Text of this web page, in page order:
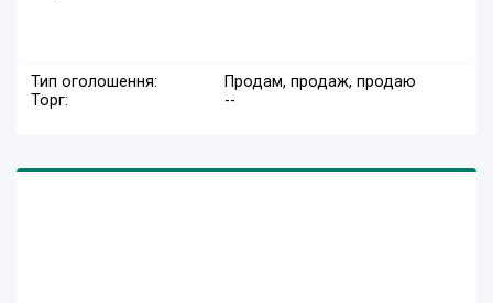
Тип оголошення:
Продам, продаж, продаю
Торг:
--